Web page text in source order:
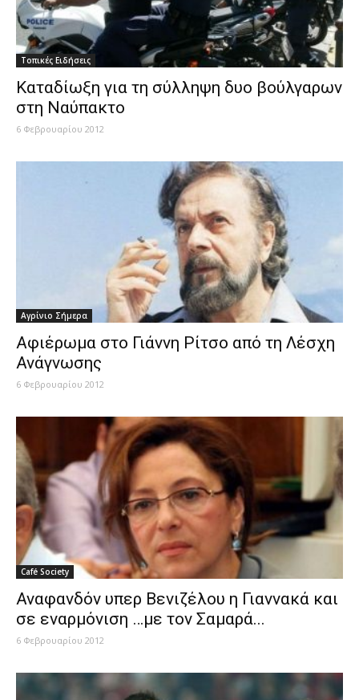
Τοπικές Ειδήσεις
Καταδίωξη για τη σύλληψη δυο βούλγαρων
στη Ναύπακτο
6 Φεβρουαρίου 2012
Aγρίνιο Σήμερα
Aφιέρωμα στο Γιάννη Ρίτσο από τη Λέσχη
Ανάγνωσης
6 Φεβρουαρίου 2012
Café Society
Αναφανδόν υπερ Βενιζέλου η Γιαννακά και
σε εναρμόνιση …με τον Σαμαρά...
6 Φεβρουαρίου 2012